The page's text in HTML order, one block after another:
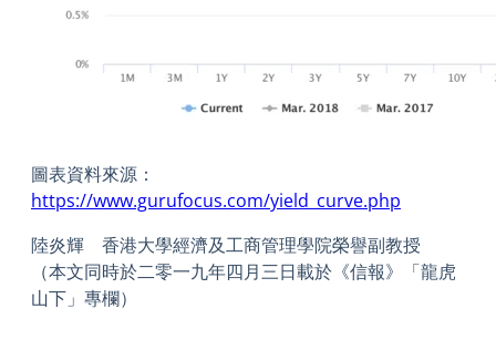
圖表資料來源：
https://www.gurufocus.com/yield_curve.php
陸炎輝 香港大學經濟及工商管理學院榮譽副教授
（本文同時於二零一九年四月三日載於《信報》「龍虎
山下」專欄）​